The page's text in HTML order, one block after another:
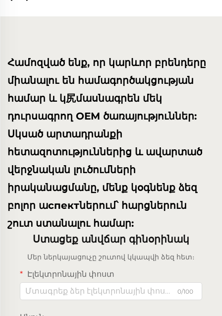
Համոզված ենք, որ կարևոր բրենդերը
միանալու են համագործակցության
համար և կ尻մասնագրեն մեկ
դուրսագրող OEM ծառայություններ:
Սկսած արտադրանքի
հետազոտություններից և ավարտած
վերջնական լուծումների
իրականացմանը, մենք կօգնենք ձեզ
բոլոր աспектներում՝ հարցներուն
շուտ ստանալու համար:
Ստացեք անվճար գինօրինակ
Մեր ներկայացուչը շուտով կկապվի ձեզ հետ։
Էլեկտրոնային փոստ
0/100